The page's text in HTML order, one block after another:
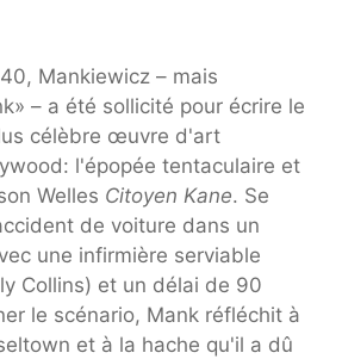
Mankiewicz – mais
– a été sollicité pour écrire le
célèbre œuvre d'art
l'épopée tentaculaire et
Welles Citoyen Kane. Se
de voiture dans un
une infirmière serviable
Collins) et un délai de 90
le scénario, Mank réfléchit à
et à la hache qu'il a dû